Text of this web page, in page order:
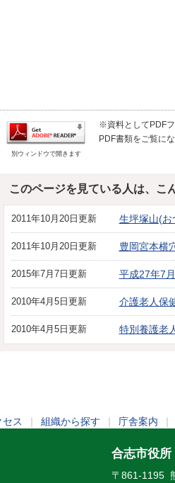
別ウィンドウで開きます
※資料としてPDFフ
PDF書類をご覧に
このページを見ている人は、こ
2011年10月20日更新 生坪塚山(お
2011年10月20日更新 豊岡宮本横
2015年7月7日更新 平成27年7
2010年4月5日更新 介護老人保
2010年4月5日更新 特別養護老
ス 組織から探す 庁舎案内
合志市役所
〒861-1195